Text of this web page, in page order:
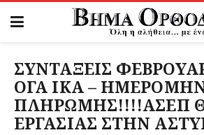
ΣΥΝΤΑΞΕΙΣ
ΟΓΑ ΙΚΑ –
ΠΛΗΡΩΜΗΣ!!!!ΑΣΕΠ
ΕΡΓΑΣΙΑΣ ΣΤΗΝ